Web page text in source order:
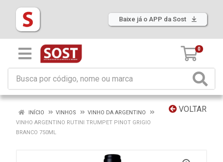
Baixe já o APP da Sost
0
VOLTAR
INÍCIO VINHOS
VINHO DA ARGENTINO
VINHO ARGENTINO RUTINI TRUMPET PINOT GRIGIO
BRANCO 750ML